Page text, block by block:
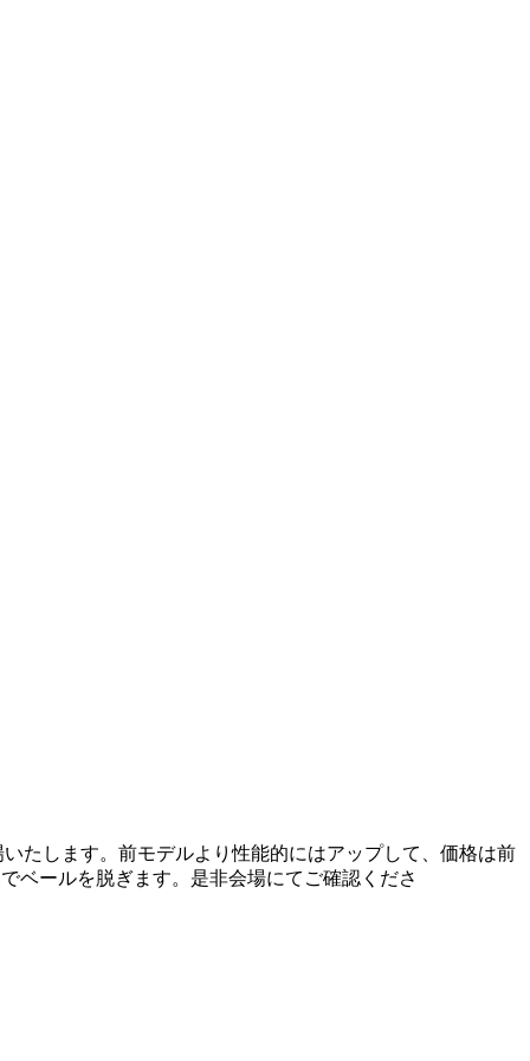
たします。前モデルより性能的にはアップして、価格は前
ベールを脱ぎます。是非会場にてご確認くださ